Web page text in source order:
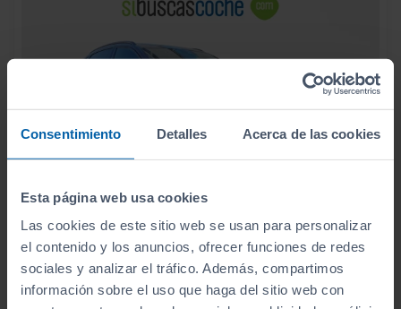
Consentimiento Detalles Acerca de las cookies
Esta página web usa cookies
Las cookies de este sitio web se usan para personalizar
el contenido y los anuncios, ofrecer funciones de redes
sociales y analizar el tráfico. Además, compartimos
información sobre el uso que haga del sitio web con
AUDI Q8
Q8 E TRON SPORTBACK 55 QUATTRO S LINE
56.990
678
€/mes